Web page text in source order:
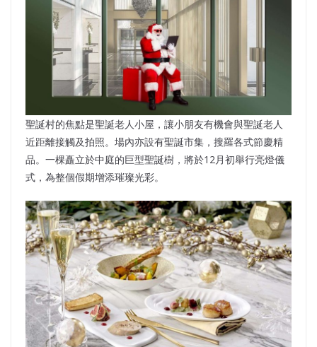
聖誕村的焦點是聖誕老人小屋，讓小朋友有機會與聖誕老人
近距離接觸及拍照。場內亦設有聖誕市集，搜羅各式節慶精
品。一棵矗立於中庭的巨型聖誕樹，將於12月初舉行亮燈儀
式，為整個假期增添璀璨光彩。